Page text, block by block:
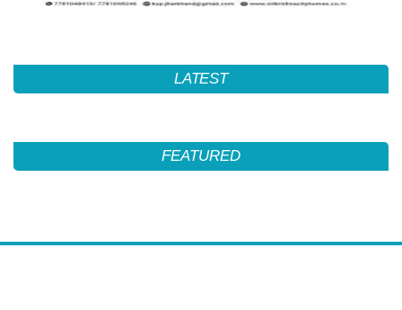
LATEST
FEATURED